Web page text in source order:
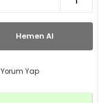
Hemen Al
Yorum Yap